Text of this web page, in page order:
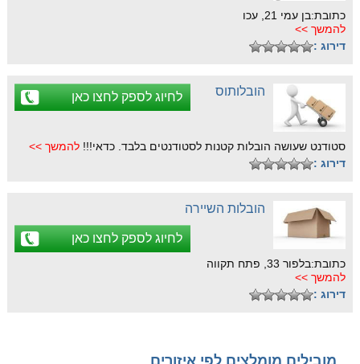
כתובת:בן עמי 21, עכו
להמשך >>
דירוג :
הובלותוס לחיוג לספק לחצו כאן
סטודנט שעושה הובלות קטנות לסטודנטים בלבד. כדאי!!! להמשך >>
דירוג :
הובלות השיירה
לחיוג לספק לחצו כאן
כתובת:בלפור 33, פתח תקווה
להמשך >>
דירוג :
מובילים מומלצים לפי איזורים